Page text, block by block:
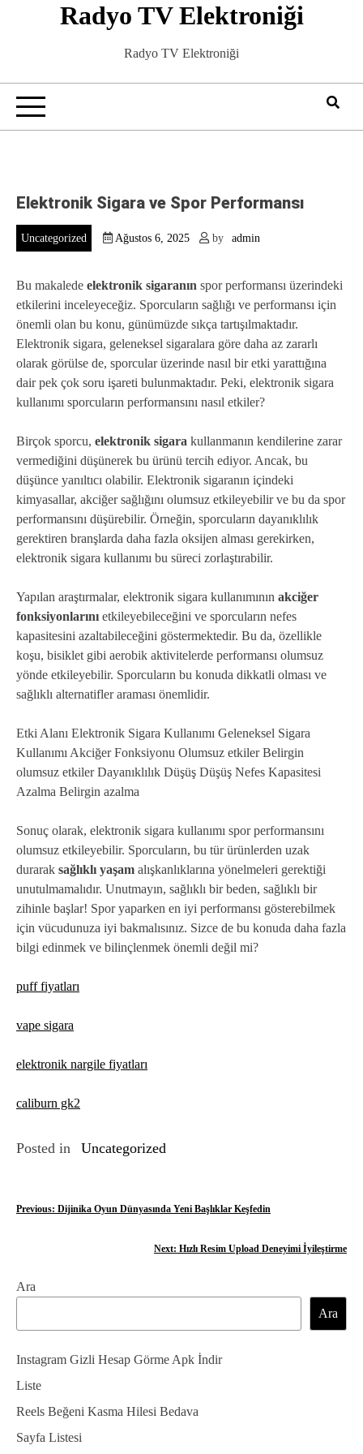
Radyo TV Elektroniği
Radyo TV Elektroniği
Elektronik Sigara ve Spor Performansı
Uncategorized Ağustos 6, 2025 by admin
Bu makalede elektronik sigaranın spor performansı üzerindeki
etkilerini inceleyeceğiz. Sporcuların sağlığı ve performansı için
önemli olan bu konu, günümüzde sıkça tartışılmaktadır.
Elektronik sigara, geleneksel sigaralara göre daha az zararlı
olarak görülse de, sporcular üzerinde nasıl bir etki yarattığına
dair pek çok soru işareti bulunmaktadır. Peki, elektronik sigara
kullanımı sporcuların performansını nasıl etkiler?
Birçok sporcu, elektronik sigara kullanmanın kendilerine zarar
vermediğini düşünerek bu ürünü tercih ediyor. Ancak, bu
düşünce yanıltıcı olabilir. Elektronik sigaranın içindeki
kimyasallar, akciğer sağlığını olumsuz etkileyebilir ve bu da spor
performansını düşürebilir. Örneğin, sporcuların dayanıklılık
gerektiren branşlarda daha fazla oksijen alması gerekirken,
elektronik sigara kullanımı bu süreci zorlaştırabilir.
Yapılan araştırmalar, elektronik sigara kullanımının akciğer
fonksiyonlarını etkileyebileceğini ve sporcuların nefes
kapasitesini azaltabileceğini göstermektedir. Bu da, özellikle
koşu, bisiklet gibi aerobik aktivitelerde performansı olumsuz
yönde etkileyebilir. Sporcuların bu konuda dikkatli olması ve
sağlıklı alternatifler araması önemlidir.
Etki Alanı Elektronik Sigara Kullanımı Geleneksel Sigara
Kullanımı Akciğer Fonksiyonu Olumsuz etkiler Belirgin
olumsuz etkiler Dayanıklılık Düşüş Düşüş Nefes Kapasitesi
Azalma Belirgin azalma
Sonuç olarak, elektronik sigara kullanımı spor performansını
olumsuz etkileyebilir. Sporcuların, bu tür ürünlerden uzak
durarak sağlıklı yaşam alışkanlıklarına yönelmeleri gerektiği
unutulmamalıdır. Unutmayın, sağlıklı bir beden, sağlıklı bir
zihinle başlar! Spor yaparken en iyi performansı gösterebilmek
için vücudunuza iyi bakmalısınız. Sizce de bu konuda daha fazla
bilgi edinmek ve bilinçlenmek önemli değil mi?
puff fiyatları
vape sigara
elektronik nargile fiyatları
caliburn gk2
Posted in Uncategorized
Y
ı
g
e
z
i
n
Previous: Dijinika Oyun Dünyasında Yeni Başlıklar Keşfedin
Next: Hızlı Resim Upload Deneyimi İyileştirme
Ara
Ara
Instagram Gizli Hesap Görme Apk İndir
Liste
Reels Beğeni Kasma Hilesi Bedava
Sayfa Listesi